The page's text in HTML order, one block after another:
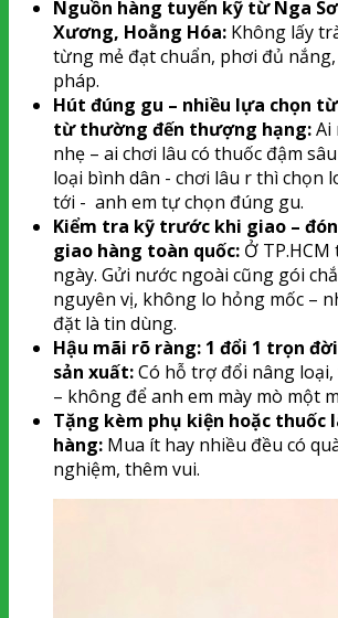
Nguồn hàng tuyển kỹ từ Nga
Xương, Hoằng Hóa: Không lấy
từng mẻ đạt chuẩn, phơi đủ
pháp.
Hút đúng gu – nhiều lựa chọn
từ thường đến thượng hạng:Ai
nhẹ – ai chơi lâu có thuốc đậm
loại bình dân - chơi lâu r thì chọn
tới - anh em tự chọn đúng gu.
Kiểm tra kỹ trước khi giao –
giao hàng toàn quốc: Ở
ngày. Gửi nước ngoài cũng gói
nguyên vị, không lo hỏng mốc –
đặt là tin dùng.
Hậu mãi rõ ràng: 1 đổi 1 trọn
sản xuất:Có hỗ trợ đổi nâng
– không để anh em mày mò một
Tặng kèm phụ kiện hoặc thuốc
hàng: Mua ít hay nhiều đều có
nghiệm, thêm vui.